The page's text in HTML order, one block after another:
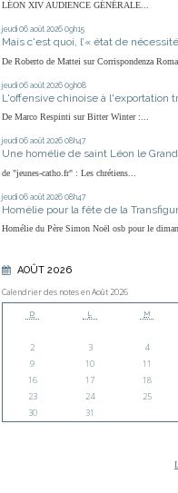
LÉON XIV AUDIENCE GÉNÉRALE...
jeudi 06 août 2026 09h15
Mais c'est quoi, l’« état de
De Roberto de Mattei sur Corrispondenza
jeudi 06 août 2026 09h08
L'offensive chinoise à l'exportation
De Marco Respinti sur Bitter Winter :...
jeudi 06 août 2026 08h47
Une homélie de saint Léon le
de "jeunes-catho.fr" : Les chrétiens...
jeudi 06 août 2026 08h47
Homélie pour la fête de la
Homélie du Père Simon Noël osb pour le
AOÛT 2026
Calendrier des notes en Août 2026
D L M
2
3 4
9
10 11
16
17 18
23
24 25
30
31